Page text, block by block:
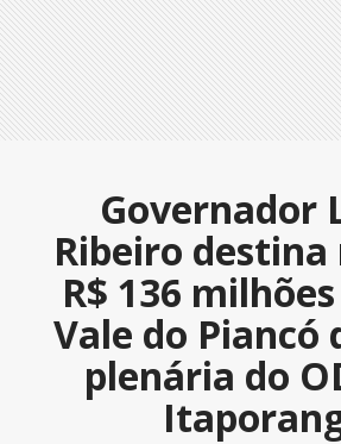
Governador
Ribeiro destina
R$ 136
Vale do Piancó
plenária do